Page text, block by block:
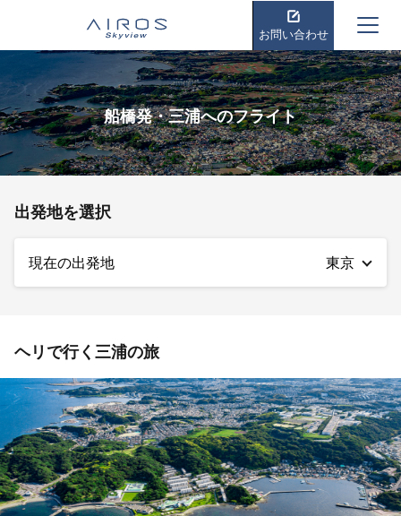
お問い合わせ
船橋発・三浦へのフライト
出発地を選択
現在の出発地 東京
ヘリで行く三浦の旅